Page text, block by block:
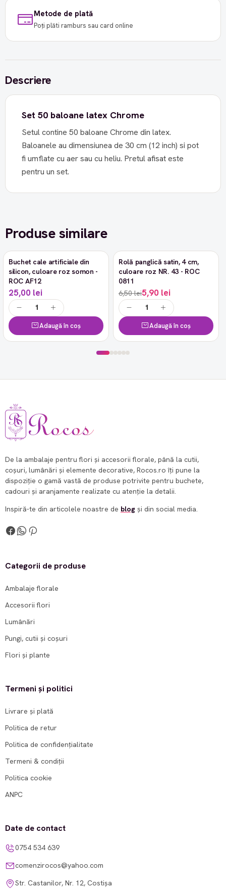
Metode de plată
Poți plăti ramburs sau card online
Descriere
Set 50 baloane latex Chrome
Setul contine 50 baloane Chrome din latex.
Baloanele au dimensiunea de 30 cm (12 inch) si pot
fi umflate cu aer sau cu heliu. Pretul afisat este
pentru un set.
Produse similare
Buchet cale artificiale din
silicon, culoare roz somon -
ROC AF12
25,00 lei
Adaugă în coș
-9%
Rolă panglică satin, 4 cm,
culoare roz NR. 43 - ROC
0811
6,50 lei5,90 lei
Adaugă în coș
De la ambalaje pentru flori și accesorii florale, până la cutii,
coșuri, lumânări și elemente decorative, Rocos.ro îți pune la
dispoziție o gamă vastă de produse potrivite pentru buchete,
cadouri și aranjamente realizate cu atenție la detalii.
Inspiră-te din articolele noastre de blog și din social media.
Categorii de produse
Ambalaje florale
Accesorii flori
Lumânări
Pungi, cutii și coșuri
Flori și plante
Termeni și politici
Livrare și plată
Politica de retur
Politica de confidențialitate
Termeni & condiții
Politica cookie
ANPC
Date de contact
0754 534 639
comenzirocos@yahoo.com
Str. Castanilor, Nr. 12, Costișa